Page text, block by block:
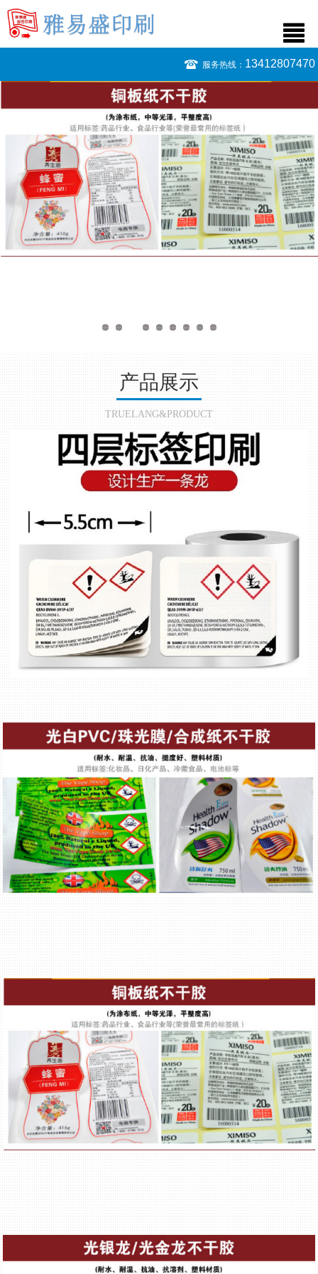
服务热线： 13412807470
产品展示
TRUELANG&PRODUCT